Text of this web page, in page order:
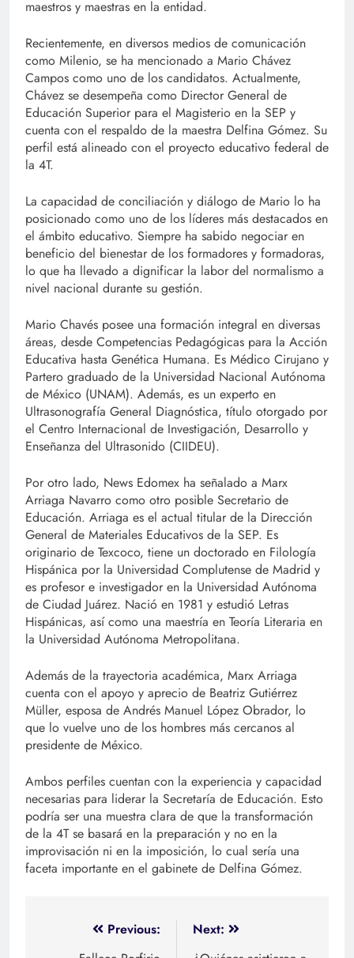
maestros y maestras en la entidad.
Recientemente, en diversos medios de comunicación
como Milenio, se ha mencionado a Mario Chávez
Campos como uno de los candidatos. Actualmente,
Chávez se desempeña como Director General de
Educación Superior para el Magisterio en la SEP y
cuenta con el respaldo de la maestra Delfina Gómez. Su
perfil está alineado con el proyecto educativo federal de
la 4T.
La capacidad de conciliación y diálogo de Mario lo ha
posicionado como uno de los líderes más destacados en
el ámbito educativo. Siempre ha sabido negociar en
beneficio del bienestar de los formadores y formadoras,
lo que ha llevado a dignificar la labor del normalismo a
nivel nacional durante su gestión.
Mario Chavés posee una formación integral en diversas
áreas, desde Competencias Pedagógicas para la Acción
Educativa hasta Genética Humana. Es Médico Cirujano y
Partero graduado de la Universidad Nacional Autónoma
de México (UNAM). Además, es un experto en
Ultrasonografía General Diagnóstica, título otorgado por
el Centro Internacional de Investigación, Desarrollo y
Enseñanza del Ultrasonido (CIIDEU).
Por otro lado, News Edomex ha señalado a Marx
Arriaga Navarro como otro posible Secretario de
Educación. Arriaga es el actual titular de la Dirección
General de Materiales Educativos de la SEP. Es
originario de Texcoco, tiene un doctorado en Filología
Hispánica por la Universidad Complutense de Madrid y
es profesor e investigador en la Universidad Autónoma
de Ciudad Juárez. Nació en 1981 y estudió Letras
Hispánicas, así como una maestría en Teoría Literaria en
la Universidad Autónoma Metropolitana.
Además de la trayectoria académica, Marx Arriaga
cuenta con el apoyo y aprecio de Beatriz Gutiérrez
Müller, esposa de Andrés Manuel López Obrador, lo
que lo vuelve uno de los hombres más cercanos al
presidente de México.
Ambos perfiles cuentan con la experiencia y capacidad
necesarias para liderar la Secretaría de Educación. Esto
podría ser una muestra clara de que la transformación
de la 4T se basará en la preparación y no en la
improvisación ni en la imposición, lo cual sería una
faceta importante en el gabinete de Delfina Gómez.
Navegación
Previous:
Next: